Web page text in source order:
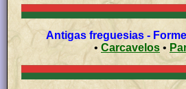
Antigas freguesias -
• Carcavelos •